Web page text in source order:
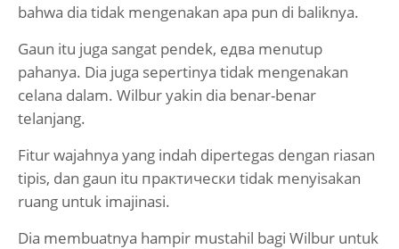
bahwa dia tidak mengenakan apa pun di baliknya.
Gaun itu juga sangat pendek, едва menutup
pahanya. Dia juga sepertinya tidak mengenakan
celana dalam. Wilbur yakin dia benar-benar
telanjang.
Fitur wajahnya yang indah dipertegas dengan riasan
tipis, dan gaun itu практически tidak menyisakan
ruang untuk imajinasi.
Dia membuatnya hampir mustahil bagi Wilbur untuk